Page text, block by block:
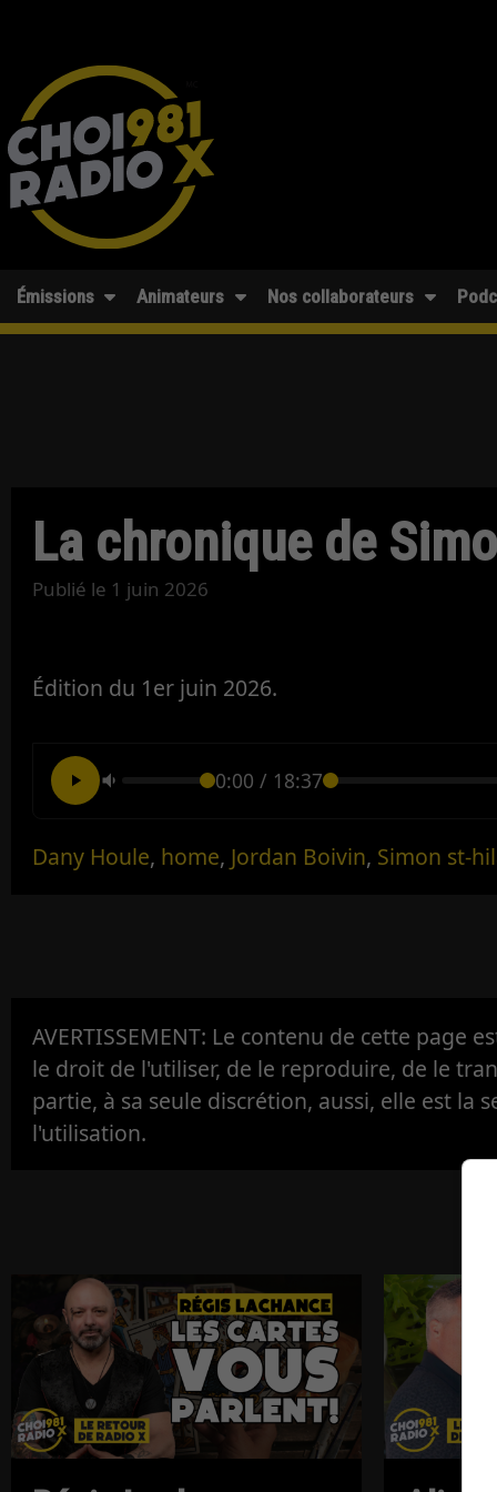
Émissions Animateurs Nos collaborateurs
La chronique de
Publié le 1 juin 2026
Édition du 1er juin 2026.
0:00 / 18:37
Dany Houle, home, Jordan Boivin, Simon st-
AVERTISSEMENT: Le contenu de cette page
le droit de l'utiliser, de le reproduire, de le
partie, à sa seule discrétion, aussi, elle est la
l'utilisation.